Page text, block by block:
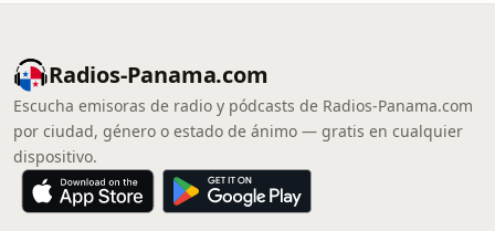
Radios-Panama.com
Escucha emisoras de radio y pódcasts de Radios-Panama.com
por ciudad, género o estado de ánimo — gratis en cualquier
dispositivo.